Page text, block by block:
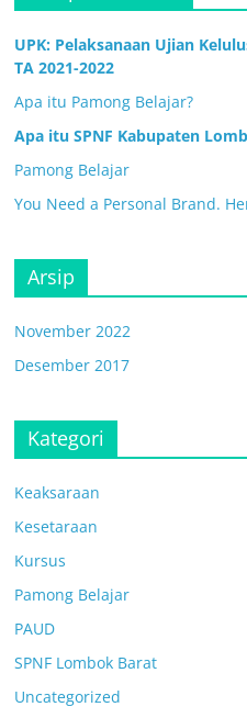
UPK: Pelaksanaan Ujian
TA 2021-2022
Apa itu Pamong Belajar?
Apa itu SPNF Kabupaten
Pamong Belajar
You Need a Personal Brand.
Arsip
November 2022
Desember 2017
Kategori
Keaksaraan
Kesetaraan
Kursus
Pamong Belajar
PAUD
SPNF Lombok Barat
Uncategorized